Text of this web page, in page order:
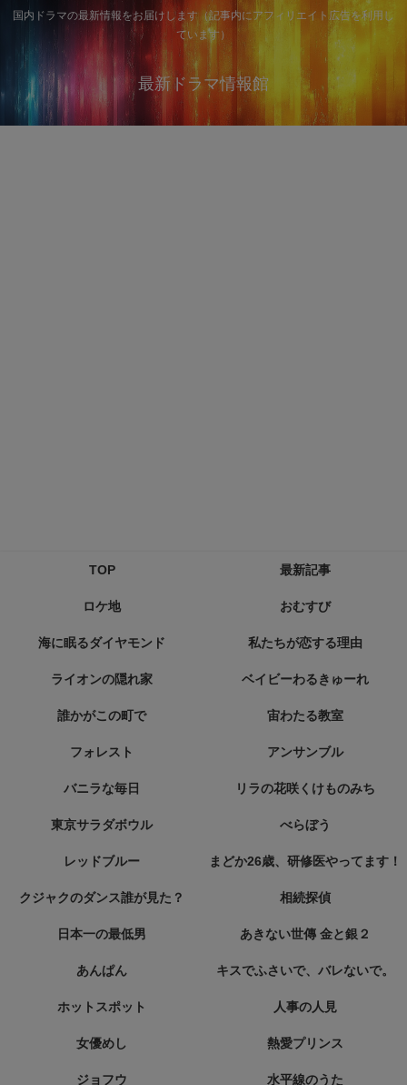
国内ドラマの最新情報をお届けします（記事内にアフィリエイト広告を利用し
ています）
最新ドラマ情報館
TOP 最新記事
ロケ地 おむすび
海に眠るダイヤモンド 私たちが恋する理由
ライオンの隠れ家 ベイビーわるきゅーれ
誰かがこの町で 宙わたる教室
フォレスト アンサンブル
バニラな毎日 リラの花咲くけものみち
東京サラダボウル べらぼう
レッドブルー まどか26歳、研修医やってます！
クジャクのダンス誰が見た？ 相続探偵
日本一の最低男 あきない世傳 金と銀２
あんぱん キスでふさいで、バレないで。
ホットスポット 人事の人見
女優めし 熱愛プリンス
ジョフウ 水平線のうた